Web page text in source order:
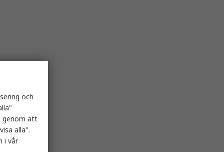
och
genom att
alla".
i vår